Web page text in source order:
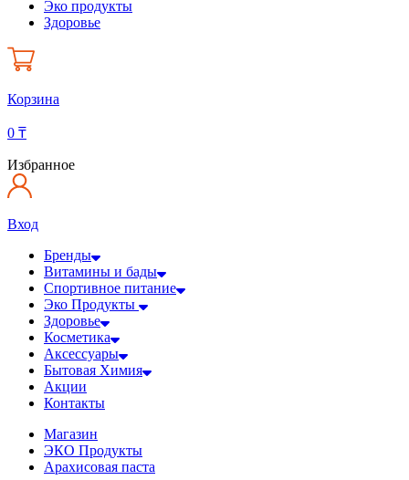
Эко продукты
Здоровье
Корзина
0 ₸
Избранное
Вход
Бренды
Витамины и бады
Спортивное питание
Эко Продукты
Здоровье
Косметика
Аксессуары
Бытовая Химия
Акции
Контакты
Магазин
ЭКО Продукты
Арахисовая паста